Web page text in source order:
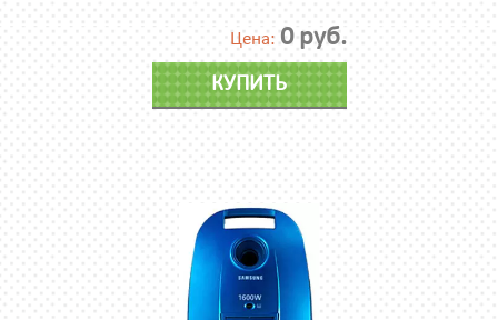
Цена: 0 руб.
КУПИТЬ